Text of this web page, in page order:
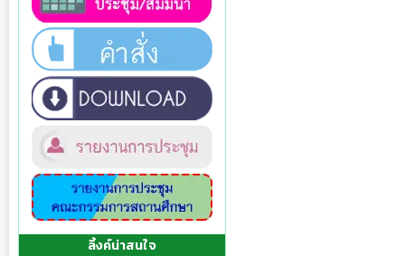
ลิ้งค์น่าสนใจ